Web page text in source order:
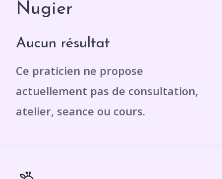
Nugier
Aucun résultat